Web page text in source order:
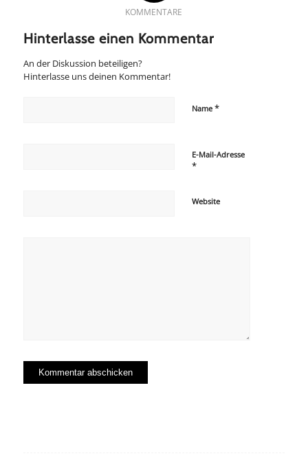
KOMMENTARE
Hinterlasse einen Kommentar
An der Diskussion beteiligen?
Hinterlasse uns deinen Kommentar!
Name *
E-Mail-Adresse
*
Website